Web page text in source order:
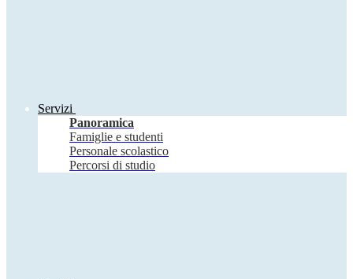
Servizi
Panoramica
Famiglie e studenti
Personale scolastico
Percorsi di studio